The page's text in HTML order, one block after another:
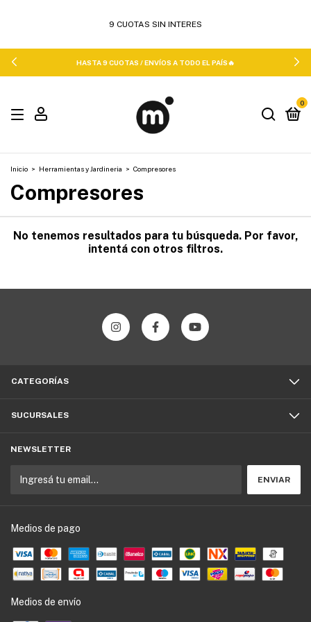
HASTA 9 CUOTAS / ENVÍOS A TODO EL PAÍS🔥
0
Inicio > Herramientas y Jardineria > Compresores
Compresores
No tenemos resultados para tu búsqueda. Por favor,
intentá con otros filtros.
CATEGORÍAS
SUCURSALES
NEWSLETTER
Medios de pago
Medios de envío